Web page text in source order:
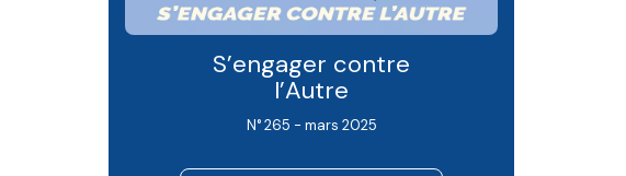
S’engager contre
l’Autre
N° 265 - mars 2025